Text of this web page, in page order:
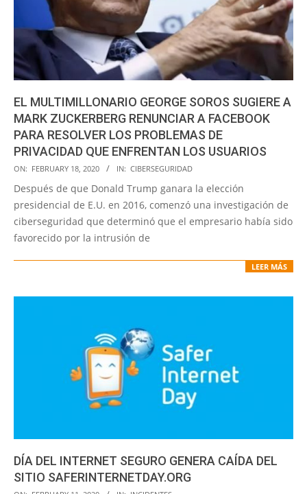
EL MULTIMILLONARIO GEORGE SOROS SUGIERE A
MARK ZUCKERBERG RENUNCIAR A FACEBOOK
PARA RESOLVER LOS PROBLEMAS DE
PRIVACIDAD QUE ENFRENTAN LOS USUARIOS
2020-
02-
18
ON: FEBRUARY 18, 2020 IN: CIBERSEGURIDAD
Después de que Donald Trump ganara la elección
presidencial de E.U. en 2016, comenzó una investigación de
ciberseguridad que determinó que el empresario había sido
favorecido por la intrusión de
LEER MÁS
DÍA DEL INTERNET SEGURO GENERA CAÍDA DEL
SITIO SAFERINTERNETDAY.ORG